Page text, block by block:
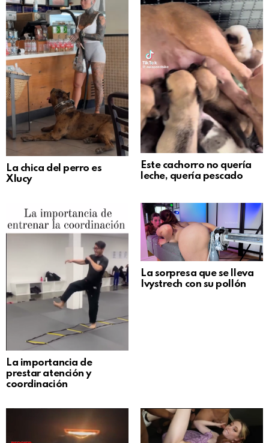
La chica del perro es
Xlucy
Este cachorro no quería
leche, quería pescado
La importancia de
prestar atención y
coordinación
La sorpresa que se lleva
Ivystrech con su pollón